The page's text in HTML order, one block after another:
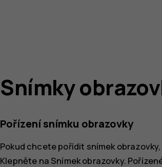
Snímky
Pořízení snímku obrazovky
Pokud chcete pořídit snímek
Klepněte na Snímek obrazovky.